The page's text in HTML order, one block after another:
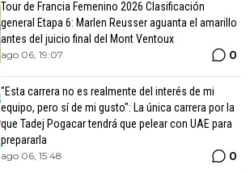
Tour de Francia Femenino 2026 Clasificación
general Etapa 6: Marlen Reusser aguanta el amarillo
antes del juicio final del Mont Ventoux
ago 06, 19:07 0
"Esta carrera no es realmente del interés de mi
equipo, pero sí de mi gusto": La única carrera por la
que Tadej Pogacar tendrá que pelear con UAE para
prepararla
ago 06, 15:48 0